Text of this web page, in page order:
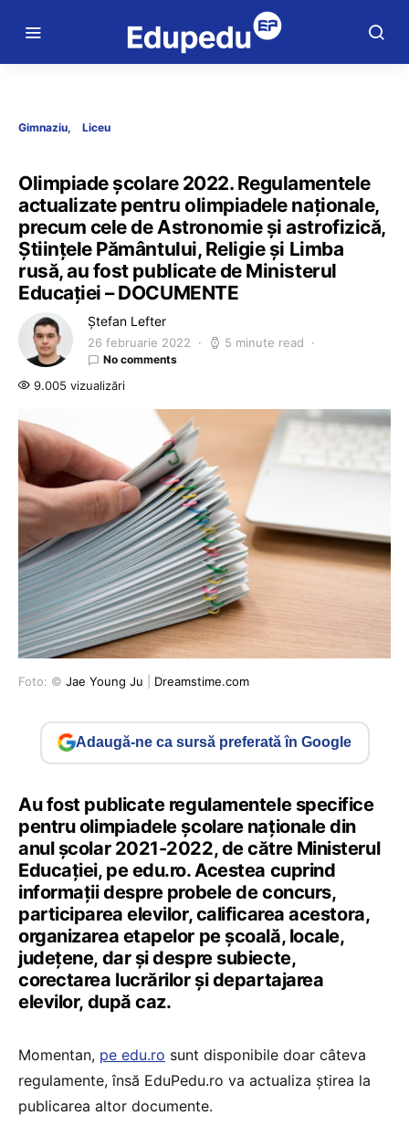
Gimnaziu Liceu
Olimpiade școlare 2022. Regulamentele
actualizate pentru olimpiadele naționale,
precum cele de Astronomie și astrofizică,
Științele Pământului, Religie și Limba
rusă, au fost publicate de Ministerul
Educației – DOCUMENTE
Ștefan Lefter
26 februarie 2022 5 minute read
No comments
9.005 vizualizări
Foto: © Jae Young Ju Dreamstime.com
Adaugă-ne ca sursă preferată în Google
Au fost publicate regulamentele specifice
pentru olimpiadele școlare naționale din
anul școlar 2021-2022, de către Ministerul
Educației, pe edu.ro. Acestea cuprind
informații despre probele de concurs,
participarea elevilor, calificarea acestora,
organizarea etapelor pe școală, locale,
județene, dar și despre subiecte,
corectarea lucrărilor și departajarea
elevilor, după caz.
Momentan, pe edu.ro sunt disponibile doar câteva
regulamente, însă EduPedu.ro va actualiza știrea la
publicarea altor documente.